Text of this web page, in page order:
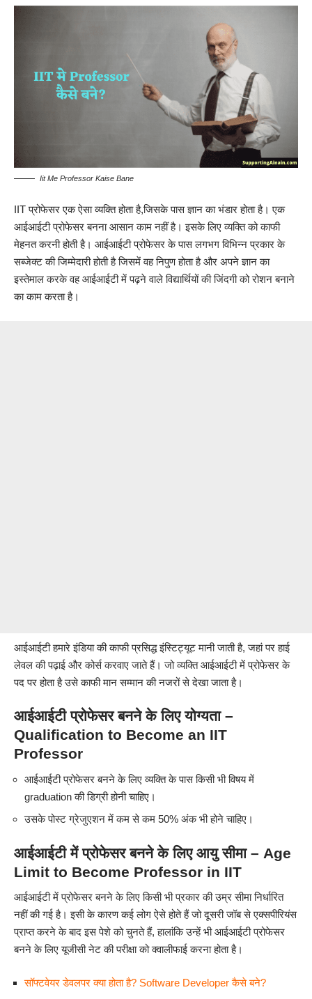
Iit Me Professor Kaise Bane
IIT प्रोफेसर एक ऐसा व्यक्ति होता है,जिसके पास ज्ञान का भंडार होता है। एक
आईआईटी प्रोफेसर बनना आसान काम नहीं है। इसके लिए व्यक्ति को काफी
मेहनत करनी होती है। आईआईटी प्रोफेसर के पास लगभग विभिन्न प्रकार के
सब्जेक्ट की जिम्मेदारी होती है जिसमें वह निपुण होता है और अपने ज्ञान का
इस्तेमाल करके वह आईआईटी में पढ़ने वाले विद्यार्थियों की जिंदगी को रोशन बनाने
का काम करता है।
आईआईटी हमारे इंडिया की काफी प्रसिद्ध इंस्टिट्यूट मानी जाती है, जहां पर हाई
लेवल की पढ़ाई और कोर्स करवाए जाते हैं। जो व्यक्ति आईआईटी में प्रोफेसर के
पद पर होता है उसे काफी मान सम्मान की नजरों से देखा जाता है।
आईआईटी प्रोफेसर बनने के लिए योग्यता –
Qualification to Become an IIT
Professor
आईआईटी प्रोफेसर बनने के लिए व्यक्ति के पास किसी भी विषय में
graduation की डिग्री होनी चाहिए।
उसके पोस्ट ग्रेजुएशन में कम से कम 50% अंक भी होने चाहिए।
आईआईटी में प्रोफेसर बनने के लिए आयु सीमा – Age
Limit to Become Professor in IIT
आईआईटी में प्रोफेसर बनने के लिए किसी भी प्रकार की उम्र सीमा निर्धारित
नहीं की गई है। इसी के कारण कई लोग ऐसे होते हैं जो दूसरी जॉब से एक्सपीरियंस
प्राप्त करने के बाद इस पेशे को चुनते हैं, हालांकि उन्हें भी आईआईटी प्रोफेसर
बनने के लिए यूजीसी नेट की परीक्षा को क्वालीफाई करना होता है।
सॉफ्टवेयर डेवलपर क्या होता है? Software Developer कैसे बने?